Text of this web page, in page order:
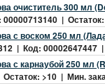
очиститель 300 мл
|
с воском 250 мл
| Код: 00002647447
с карнаубой 250 мл
>10 | Мин.